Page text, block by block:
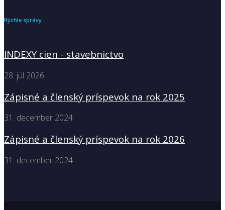
Rýchle správy
INDEXY cien - stavebnictvo
28. júl 2026
Zápisné a členský príspevok na rok 2025
31. december 2024
Zápisné a členský príspevok na rok 2026
31. december 2024